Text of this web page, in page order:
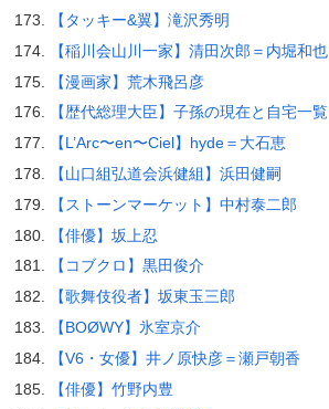
【タッキー&翼】滝沢秀明
【稲川会山川一家】清田次郎＝内堀和也
【漫画家】荒木飛呂彦
【歴代総理大臣】子孫の現在と自宅一覧
【L’Arc〜en〜Ciel】hyde＝大石恵
【山口組弘道会浜健組】浜田健嗣
【ストーンマーケット】中村泰二郎
【俳優】坂上忍
【コブクロ】黒田俊介
【歌舞伎役者】坂東玉三郎
【BOØWY】氷室京介
【V6・女優】井ノ原快彦＝瀬戸朝香
【俳優】竹野内豊